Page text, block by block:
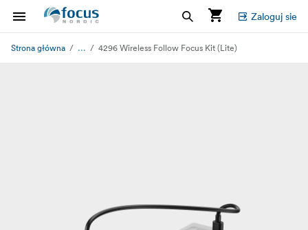
Zaloguj sie
Strona główna ... 4296 Wireless Follow Focus Kit (Lite)